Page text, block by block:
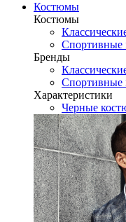
Костюмы
Костюмы
Спортивные
Бренды
Спортивные
Характеристики
Черные